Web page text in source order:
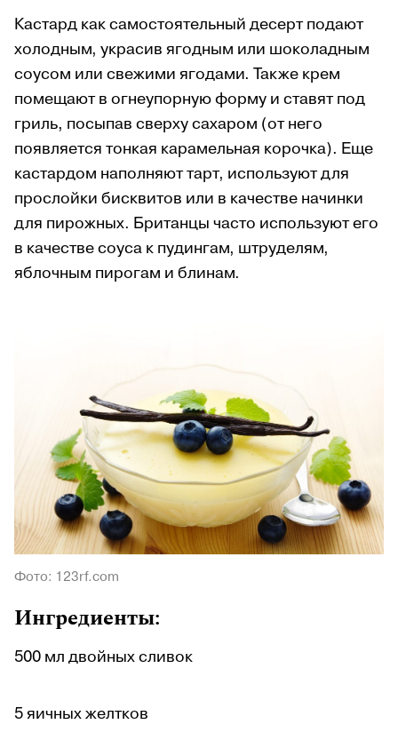
Кастард как самостоятельный десерт подают
холодным, украсив ягодным или шоколадным
соусом или свежими ягодами. Также крем
помещают в огнеупорную форму и ставят под
гриль, посыпав сверху сахаром (от него
появляется тонкая карамельная корочка). Еще
кастардом наполняют тарт, используют для
прослойки бисквитов или в качестве начинки
для пирожных. Британцы часто используют его
в качестве соуса к пудингам, штруделям,
яблочным пирогам и блинам.
Фото: 123rf.com
Ингредиенты:
500 мл двойных сливок
5 яичных желтков